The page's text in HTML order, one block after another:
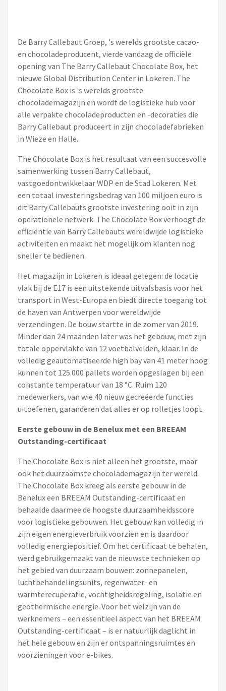
De Barry Callebaut Groep, 's werelds grootste cacao-
en chocoladeproducent, vierde vandaag de officiële
opening van The Barry Callebaut Chocolate Box, het
nieuwe Global Distribution Center in Lokeren. The
Chocolate Box is 's werelds grootste
chocolademagazijn en wordt de logistieke hub voor
alle verpakte chocoladeproducten en -decoraties die
Barry Callebaut produceert in zijn chocoladefabrieken
in Wieze en Halle.
The Chocolate Box is het resultaat van een succesvolle
samenwerking tussen Barry Callebaut,
vastgoedontwikkelaar WDP en de Stad Lokeren. Met
een totaal investeringsbedrag van 100 miljoen euro is
dit Barry Callebauts grootste investering ooit in zijn
operationele netwerk. The Chocolate Box verhoogt de
efficiëntie van Barry Callebauts wereldwijde logistieke
activiteiten en maakt het mogelijk om klanten nog
sneller te bedienen.
Het magazijn in Lokeren is ideaal gelegen: de locatie
vlak bij de E17 is een uitstekende uitvalsbasis voor het
transport in West-Europa en biedt directe toegang tot
de haven van Antwerpen voor wereldwijde
verzendingen. De bouw startte in de zomer van 2019.
Minder dan 24 maanden later was het gebouw, met zijn
totale oppervlakte van 12 voetbalvelden, klaar. In de
volledig geautomatiseerde high bay van 41 meter hoog
kunnen tot 125.000 pallets worden opgeslagen bij een
constante temperatuur van 18 °C. Ruim 120
medewerkers, van wie 40 nieuw gecreëerde functies
uitoefenen, garanderen dat alles er op rolletjes loopt.
Eerste gebouw in de Benelux met een BREEAM
Outstanding-certificaat
The Chocolate Box is niet alleen het grootste, maar
ook het duurzaamste chocolademagazijn ter wereld.
The Chocolate Box kreeg als eerste gebouw in de
Benelux een BREEAM Outstanding-certificaat en
behaalde daarmee de hoogste duurzaamheidsscore
voor logistieke gebouwen. Het gebouw kan volledig in
zijn eigen energieverbruik voorzien en is daardoor
volledig energiepositief. Om het certificaat te behalen,
werd gebruikgemaakt van de nieuwste technieken op
het gebied van duurzaam bouwen: zonnepanelen,
luchtbehandelingsunits, regenwater- en
warmterecuperatie, vochtigheidsregeling, isolatie en
geothermische energie. Voor het welzijn van de
werknemers – een essentieel aspect van het BREEAM
Outstanding-certificaat – is er natuurlijk daglicht in
het hele gebouw en zijn er ontspanningsruimtes en
voorzieningen voor e-bikes.